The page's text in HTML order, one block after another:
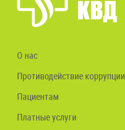
О нас
Противодействие коррупции
Пациентам
Платные услуги